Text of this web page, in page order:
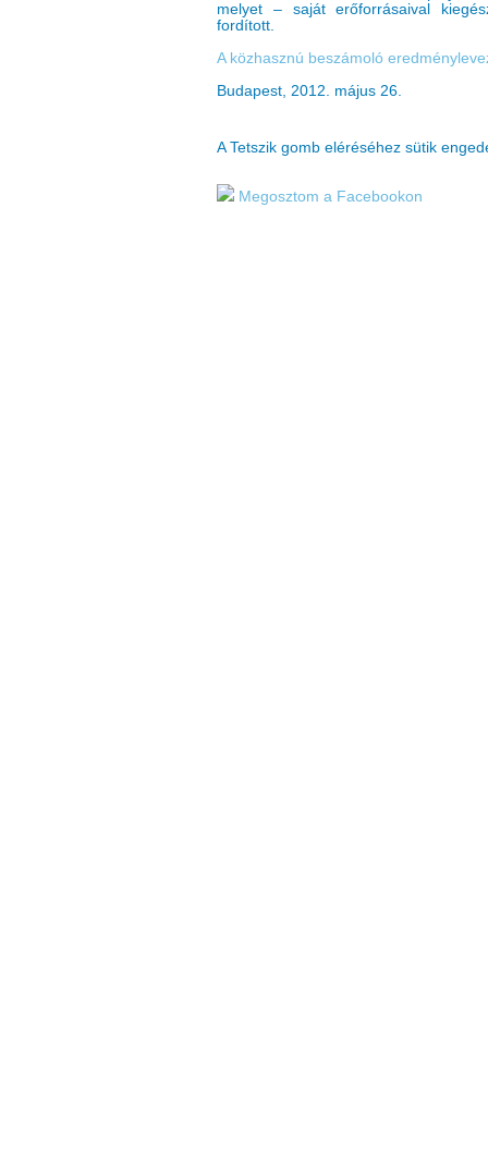
melyet – saját erőforrásaival
fordított.
A közhasznú beszámoló
Budapest, 2012. május 26.
A Tetszik gomb eléréséhez sütik
Megosztom a Facebookon